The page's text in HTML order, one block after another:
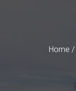
Home /